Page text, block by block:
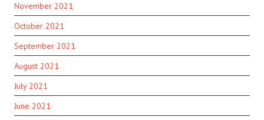
November 2021
October 2021
September 2021
August 2021
July 2021
June 2021